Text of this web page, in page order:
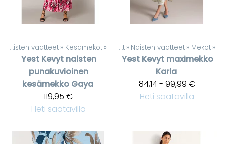
Naisten vaatteet ‪» Kesämekot ‪»
Yest Kevyt naisten
punakuvioinen
kesämekko Gaya
119,95 €
Heti saatavilla
Tuotteet ‪» Naisten vaatteet ‪» Mekot ‪»
Yest Kevyt maximekko
Karla
84,14 - 99,99 €
Heti saatavilla